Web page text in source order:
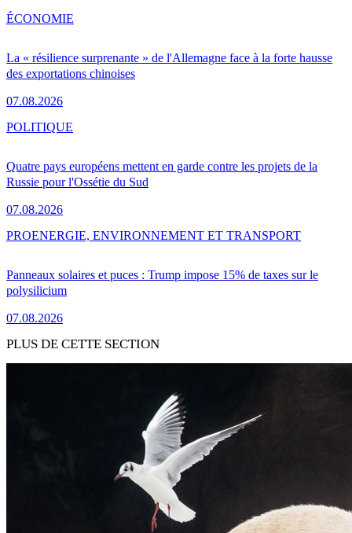
La « résilience surprenante » de l'Allemagne face à la forte hausse
des exportations chinoises
07.08.2026
ÉCONOMIE
Quatre pays européens mettent en garde contre les projets de la
Russie pour l'Ossétie du Sud
07.08.2026
POLITIQUE
Panneaux solaires et puces : Trump impose 15% de taxes sur le
polysilicium
07.08.2026
PROENERGIE, ENVIRONNEMENT ET TRANSPORT
PLUS DE CETTE SECTION